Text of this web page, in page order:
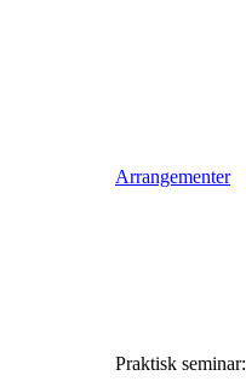
Arrangementer
Praktisk seminar: